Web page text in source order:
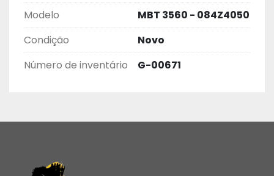
Modelo
MBT 3560 - 084Z4050
Condição
Novo
Número de inventário
G-00671